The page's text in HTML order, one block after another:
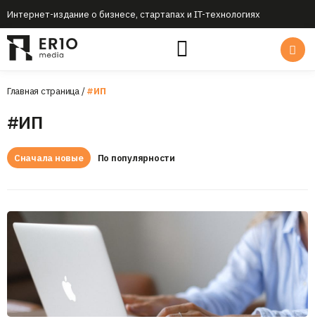
Интернет-издание о бизнесе, стартапах и IT-технологиях
Главная страница/#ИП
#ИП
Сначала новые По популярности